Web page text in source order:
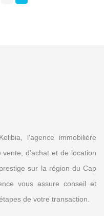
l’agence immobilière
d’achat et de location
sur la région du Cap
vous assure conseil et
de votre transaction.